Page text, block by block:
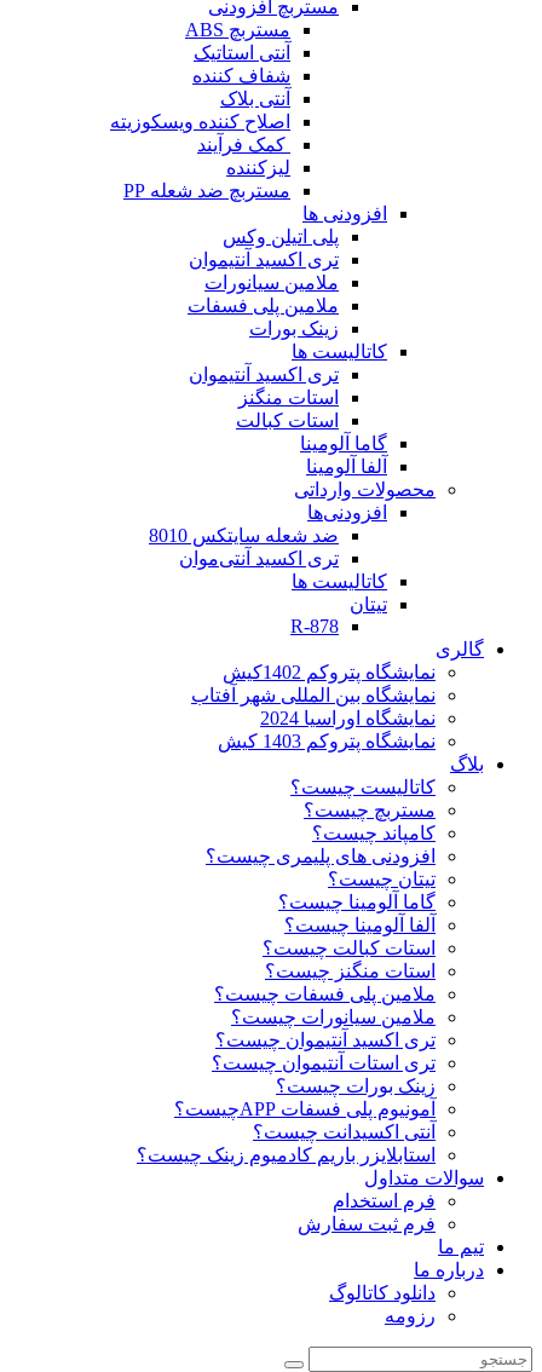
مستربچ افزودنی
مستربچ ABS
آنتی استاتیک
شفاف کننده
آنتی بلاک
اصلاح کننده ویسکوزیته
کمک فرآیند
لیزکننده
مستربچ ضد شعله PP
افزودنی ها
پلی اتیلن وکس
تری اکسید آنتیموان
ملامین سیانورات
ملامین پلی فسفات
زینک بورات
کاتالیست ها
تری اکسید آنتیموان
استات منگنز
استات کبالت
گاما آلومینا
آلفا آلومینا
محصولات وارداتی
افزودنی‌ها
ضد شعله سایتکس 8010
تری اکسید آنتی‌موان
کاتالیست ها
تیتان
R-878
گالری
نمایشگاه پتروکم 1402کیش
نمایشگاه بین المللی شهر آفتاب
نمایشگاه اوراسیا 2024
نمایشگاه پتروکم 1403 کیش
بلاگ
کاتالیست چیست؟
مستربچ چیست؟
کامپاند چیست؟
افزودنی های پلیمری چیست؟
تیتان چیست؟
گاما آلومینا چیست؟
آلفا آلومینا چیست؟
استات کبالت چیست؟
استات منگنز چیست؟
ملامین پلی فسفات چیست؟
ملامین سیانورات چیست؟
تری اکسید آنتیموان چیست؟
تری استات آنتیموان چیست؟
زینک بورات چیست؟
آمونیوم پلی فسفات APPچیست؟
آنتی اکسیدانت چیست؟
استابلایزر باریم کادمیوم زینک چیست؟
سوالات متداول
فرم استخدام
فرم ثبت سفارش
تیم ما
درباره ما
دانلود کاتالوگ
رزومه